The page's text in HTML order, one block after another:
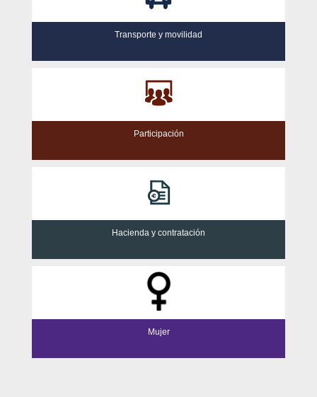
Transporte y movilidad
Participación
Hacienda y contratación
Mujer